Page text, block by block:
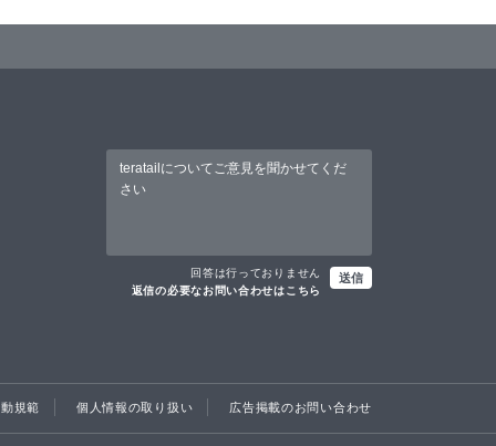
回答は行っておりません
返信の必要なお問い合わせはこちら
送信
規範 個人情報の取り扱い 広告掲載のお問い合わせ